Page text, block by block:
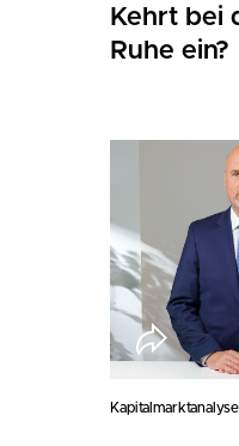
Kehrt bei
Ruhe ein?
Kapitalmarktanalyse